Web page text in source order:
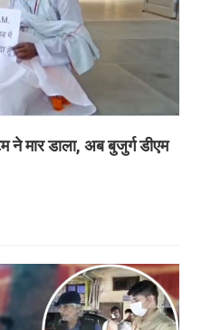
ने मार डाला, अब बुजुर्ग डीएम